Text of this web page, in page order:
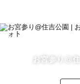
幸せな温かい瞬間を
お宮参り@